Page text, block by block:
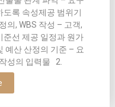
록 속성제공 범위기
의, WBS 작성 – 고객,
준선 제공 일정과 원가
예산 산정의 기준 – 요
성의 입력물 2.